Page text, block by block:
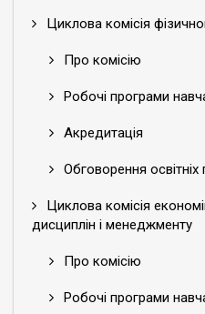
Циклова комісія
Про комісію
Робочі програми
Акредитація
Обговорення освітніх
Циклова комісія
дисциплін і менеджменту
Про комісію
Робочі програми